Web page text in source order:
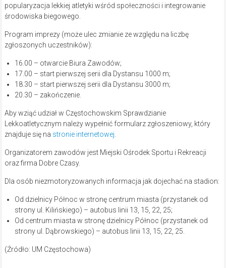
popularyzacja lekkiej atletyki wśród społeczności i integrowanie
środowiska biegowego.
Program imprezy (może ulec zmianie ze względu na liczbę
zgłoszonych uczestników):
16.00 – otwarcie Biura Zawodów;
17.00 – start pierwszej serii dla Dystansu 1000 m;
18.30 – start pierwszej serii dla Dystansu 3000 m;
20.30 – zakończenie.
Aby wziąć udział w Częstochowskim Sprawdzianie
Lekkoatletycznym należy wypełnić formularz zgłoszeniowy, który
znajduje się na stronie internetowej
Organizatorem zawodów jest Miejski Ośrodek Sportu i Rekreacji
oraz firma Dobre Czasy.
Dla osób niezmotoryzowanych informacja jak dojechać na stadion:
Od dzielnicy Północ w stronę centrum miasta (przystanek od
strony ul. Kilińskiego) – autobus linii 13, 15, 22, 25;
Od centrum miasta w stronę dzielnicy Północ (przystanek od
strony ul. Dąbrowskiego) – autobus linii 13, 15, 22, 25.
(Źródło: UM Częstochowa)